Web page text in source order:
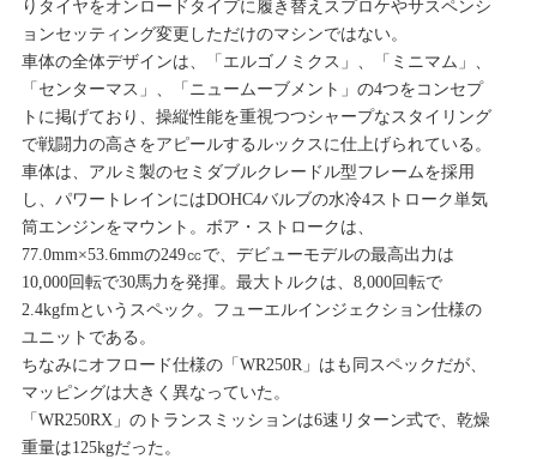
りタイヤをオンロードタイプに履き替えスプロケやサスペンシ
ョンセッティング変更しただけのマシンではない。
車体の全体デザインは、「エルゴノミクス」、「ミニマム」、
「センターマス」、「ニュームーブメント」の4つをコンセプ
トに掲げており、操縦性能を重視つつシャープなスタイリング
で戦闘力の高さをアピールするルックスに仕上げられている。
車体は、アルミ製のセミダブルクレードル型フレームを採用
し、パワートレインにはDOHC4バルブの水冷4ストローク単気
筒エンジンをマウント。ボア・ストロークは、
77.0mm×53.6mmの249㏄で、デビューモデルの最高出力は
10,000回転で30馬力を発揮。最大トルクは、8,000回転で
2.4kgfmというスペック。フューエルインジェクション仕様の
ユニットである。
ちなみにオフロード仕様の「WR250R」はも同スペックだが、
マッピングは大きく異なっていた。
「WR250RX」のトランスミッションは6速リターン式で、乾燥
重量は125kgだった。